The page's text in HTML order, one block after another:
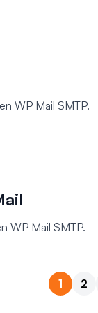
WP Mail SMTP.
WP Mail SMTP.
1 2